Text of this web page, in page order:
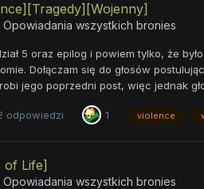
Opowiadania wszystkich bronies
5 oraz epilog i powiem tylko, że
Dołączam się do głosów
jego poprzedni post, więc jednak
odpowiedzi 1 violence
of Life]
Opowiadania wszystkich bronies